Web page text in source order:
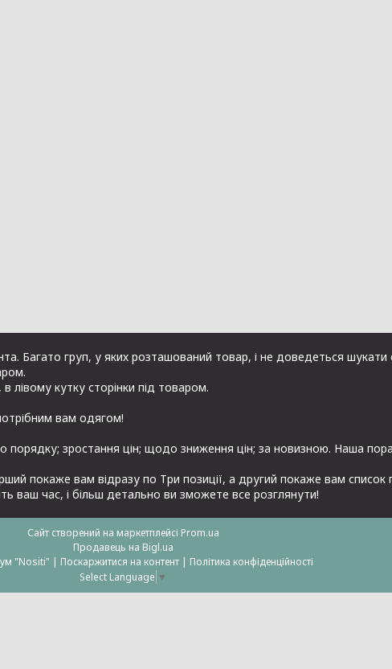
Багато груп, у яких розташований товар, і не доведеться шукати
лівому кутку сторінки під товаром.
вам одягом!
зростання цін; щодо зниження цін; за новизною. Наша
покаже вам відразу по Три позиції, а другий покаже вам
ваш час, і більш детально ви зможете все розглянути!
Сайт створений на маркетплейсі Prom.ua
Продавець на Bigl.ua
онлайн шоу-рум "Nositi" | Поскаржитися на контент | Політика конфіденційності
Select Language ▼